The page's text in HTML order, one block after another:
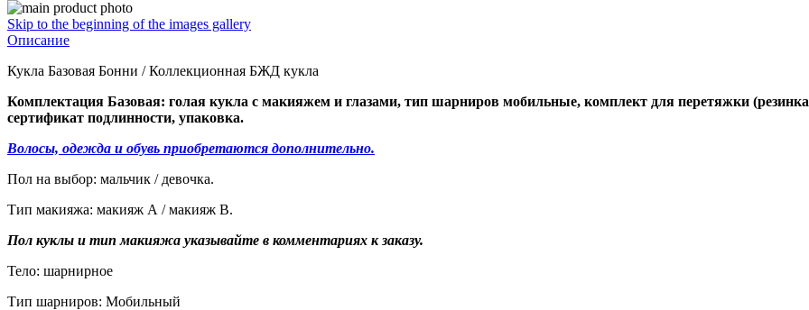
Skip to the beginning of the images gallery
Описание
Кукла Базовая Бонни / Коллекционная БЖД кукла
Комплектация Базовая: голая кукла с макияжем и глазами, тип шарниров мобильные, комплект для перетяжки
сертификат подлинности, упаковка.
Волосы, одежда и обувь приобретаются дополнительно.
Пол на выбор: мальчик / девочка.
Тип макияжа: макияж А / макияж В.
Пол куклы и тип макияжа указывайте в комментариях к заказу.
Тело: шарнирное
Тип шарниров: Мобильный